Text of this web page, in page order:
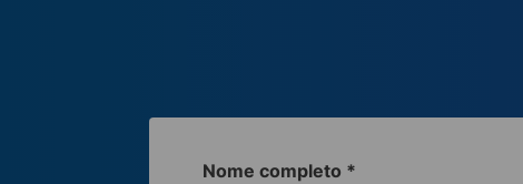
Nome completo *